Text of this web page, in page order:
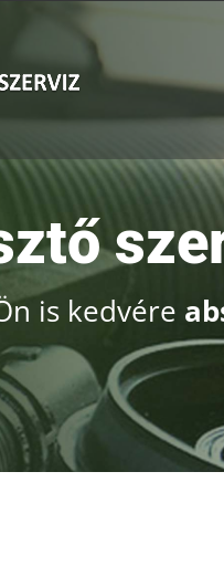
is kedvére